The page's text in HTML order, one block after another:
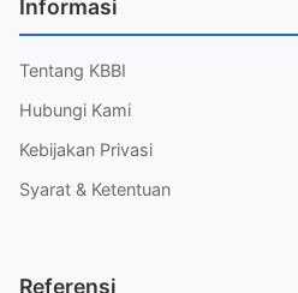
Informasi
Tentang KBBI
Hubungi Kami
Kebijakan Privasi
Syarat & Ketentuan
Referensi